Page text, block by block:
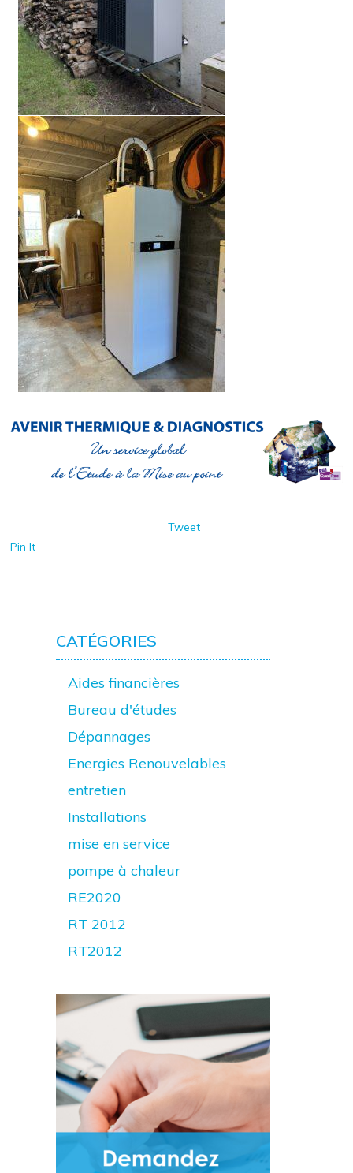
Tweet
Pin It
CATÉGORIES
Aides financières
Bureau d'études
Dépannages
Energies Renouvelables
entretien
Installations
mise en service
pompe à chaleur
RE2020
RT 2012
RT2012